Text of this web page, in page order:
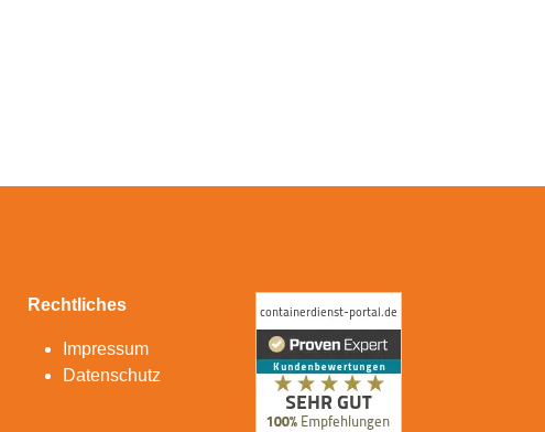
Rechtliches
Impressum
Datenschutz